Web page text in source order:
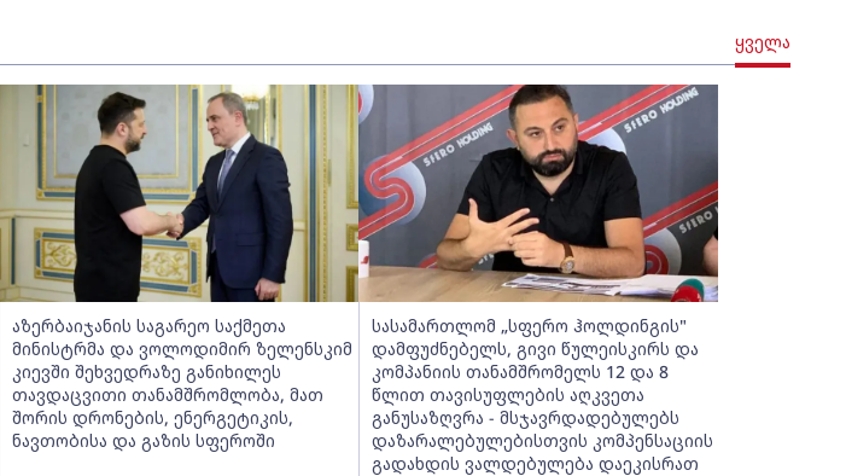
ყველა
აზერბაიჯანის საგარეო საქმეთა
მინისტრმა და ვოლოდიმირ ზელენსკიმ
კიევში შეხვედრაზე განიხილეს
თავდაცვითი თანამშრომლობა, მათ
შორის დრონების, ენერგეტიკის,
ნავთობისა და გაზის სფეროში
სასამართლომ „სფერო ჰოლდინგის"
დამფუძნებელს, გივი წულეისკირს და
კომპანიის თანამშრომელს 12 და 8
წლით თავისუფლების აღკვეთა
განუსაზღვრა - მსჯავრდადებულებს
დაზარალებულებისთვის კომპენსაციის
გადახდის ვალდებულება დაეკისრათ